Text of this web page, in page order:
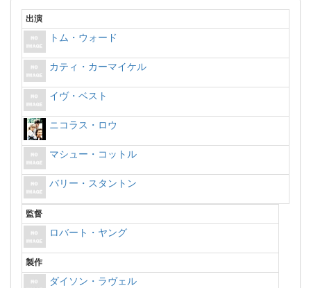
出演
トム・ウォード
カティ・カーマイケル
イヴ・ベスト
ニコラス・ロウ
マシュー・コットル
バリー・スタントン
監督
ロバート・ヤング
製作
ダイソン・ラヴェル